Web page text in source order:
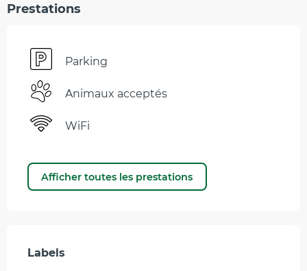
Prestations
Parking
Animaux acceptés
WiFi
Afficher toutes les prestations
Offres de prestations
Labels
Labels